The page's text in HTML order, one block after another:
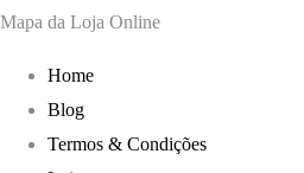
Mapa da Loja Online
Home
Blog
Termos & Condições